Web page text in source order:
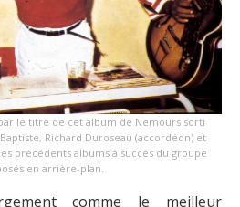
le titre de cet album de Nemours sorti
Richard Duroseau (accordéon) et
précédents albums à succès du groupe
en arrière-plan.
comme le meilleur